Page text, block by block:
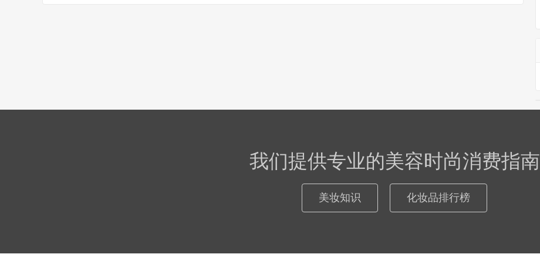
我们提供专业的美容时尚消费指南
美妆知识 化妆品排行榜